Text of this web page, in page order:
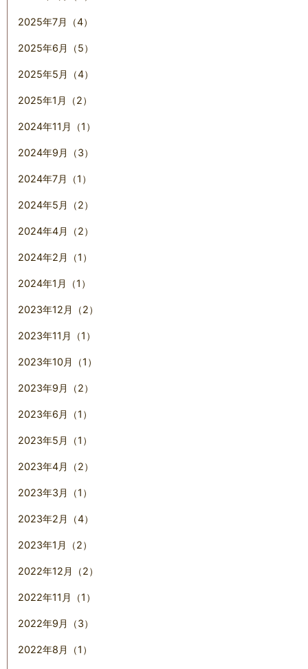
2025年7月（4）
2025年6月（5）
2025年5月（4）
2025年1月（2）
2024年11月（1）
2024年9月（3）
2024年7月（1）
2024年5月（2）
2024年4月（2）
2024年2月（1）
2024年1月（1）
2023年12月（2）
2023年11月（1）
2023年10月（1）
2023年9月（2）
2023年6月（1）
2023年5月（1）
2023年4月（2）
2023年3月（1）
2023年2月（4）
2023年1月（2）
2022年12月（2）
2022年11月（1）
2022年9月（3）
2022年8月（1）